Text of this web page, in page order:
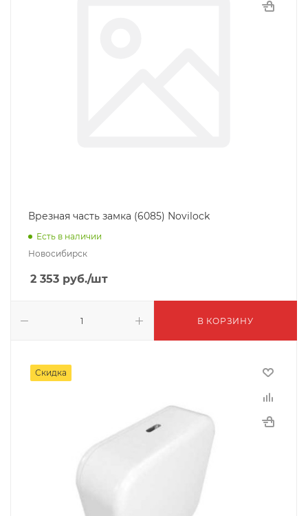
Врезная часть замка (6085) Novilock
Есть в наличии
Новосибирск
2 353 руб./шт
В КОРЗИНУ
Скидка